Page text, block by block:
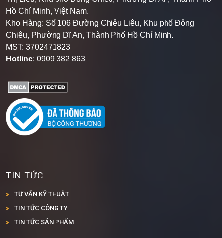
Hồ Chí Minh, Việt Nam.
Kho Hàng: Số 106 Đường Chiêu Liêu, Khu phố Đông
Chiêu, Phường Dĩ An, Thành Phố Hồ Chí Minh.
MST: 3702471823
Hotline: 0909 382 863
TIN TỨC
TƯ VẤN KỸ THUẬT
TIN TỨC CÔNG TY
TIN TỨC SẢN PHẨM